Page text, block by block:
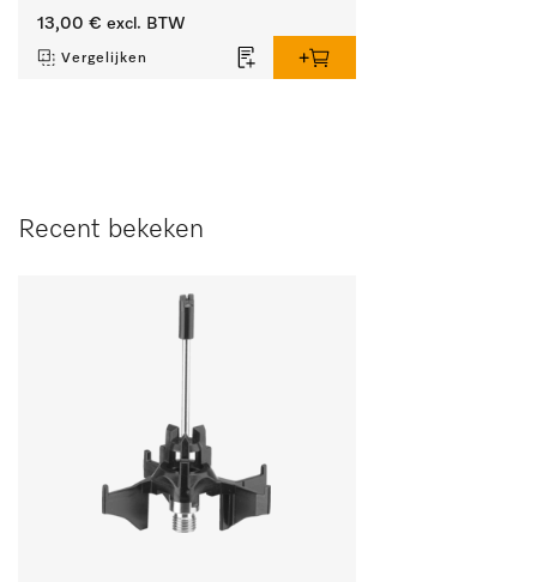
13,00 € excl. BTW
Vergelijken
Recent bekeken